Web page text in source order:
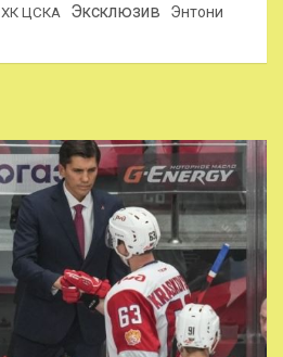
ХК ЦСКА Эксклюзив
Энтони